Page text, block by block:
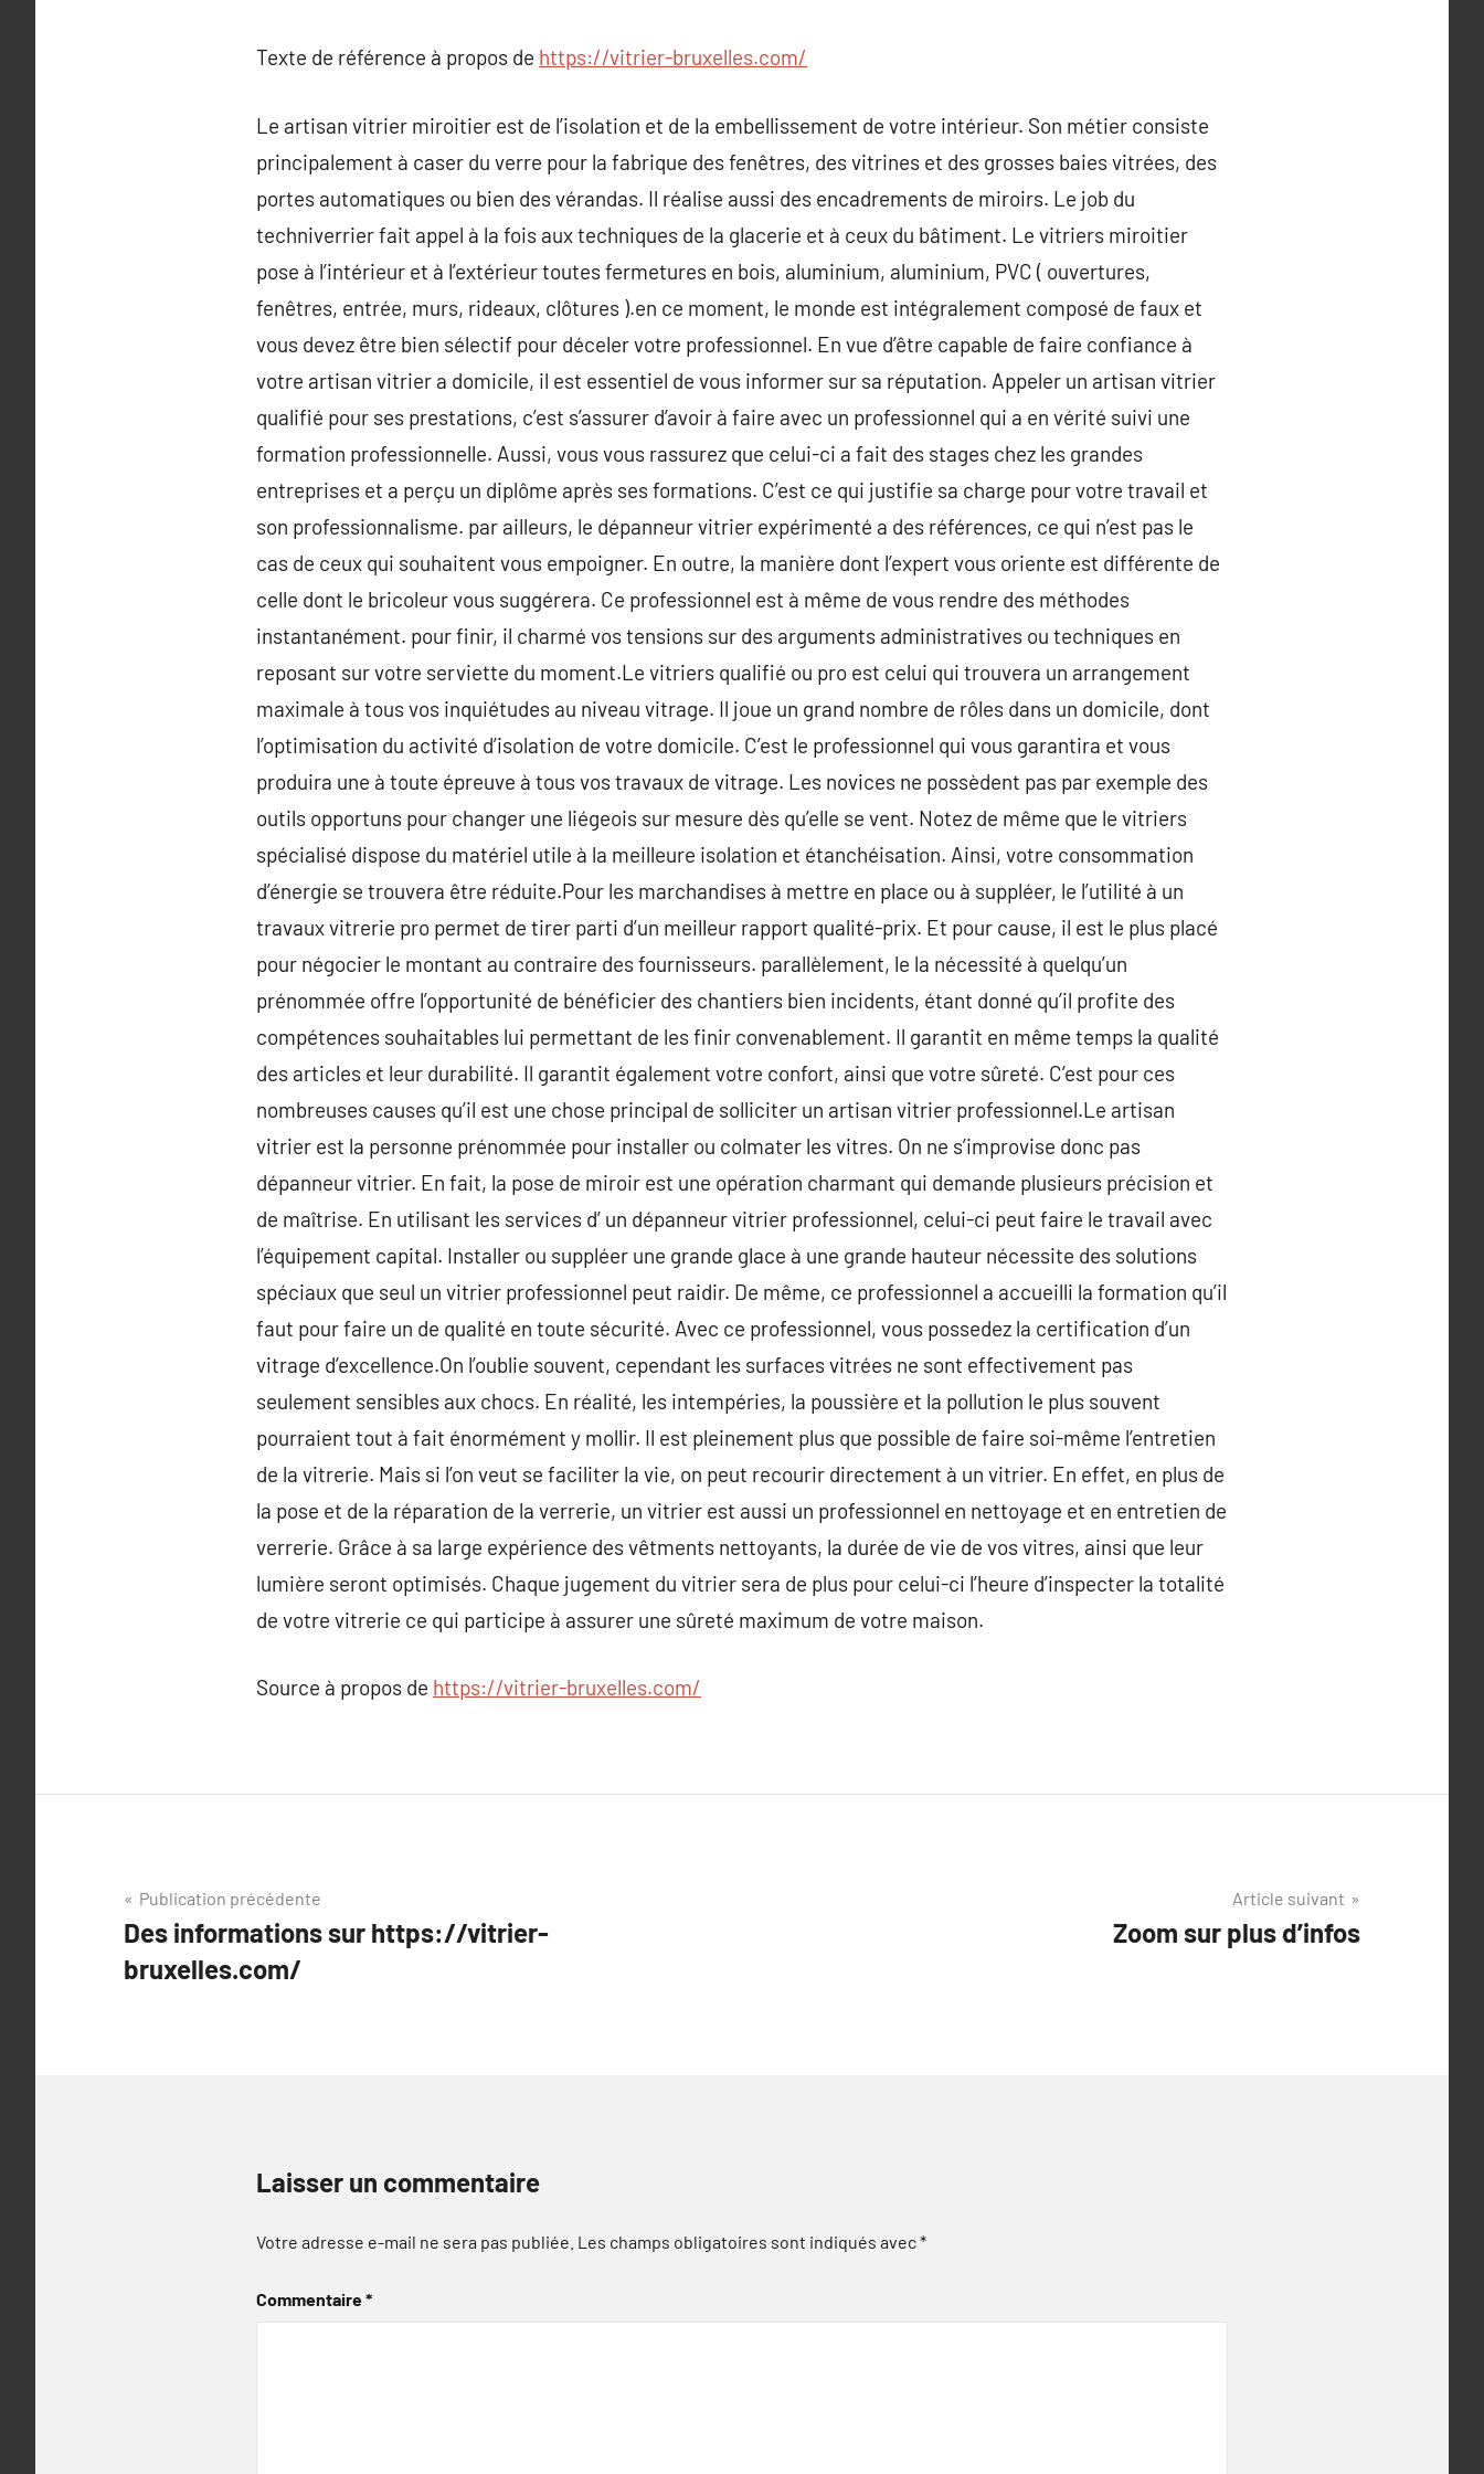
Texte de référence à propos de https://vitrier-bruxelles.com/
Le artisan vitrier miroitier est de l’isolation et de la embellissement de votre intérieur. Son métier consiste
principalement à caser du verre pour la fabrique des fenêtres, des vitrines et des grosses baies vitrées, des
portes automatiques ou bien des vérandas. Il réalise aussi des encadrements de miroirs. Le job du
techniverrier fait appel à la fois aux techniques de la glacerie et à ceux du bâtiment. Le vitriers miroitier
pose à l’intérieur et à l’extérieur toutes fermetures en bois, aluminium, aluminium, PVC ( ouvertures,
fenêtres, entrée, murs, rideaux, clôtures ).en ce moment, le monde est intégralement composé de faux et
vous devez être bien sélectif pour déceler votre professionnel. En vue d’être capable de faire confiance à
votre artisan vitrier a domicile, il est essentiel de vous informer sur sa réputation. Appeler un artisan vitrier
qualifié pour ses prestations, c’est s’assurer d’avoir à faire avec un professionnel qui a en vérité suivi une
formation professionnelle. Aussi, vous vous rassurez que celui-ci a fait des stages chez les grandes
entreprises et a perçu un diplôme après ses formations. C’est ce qui justifie sa charge pour votre travail et
son professionnalisme. par ailleurs, le dépanneur vitrier expérimenté a des références, ce qui n’est pas le
cas de ceux qui souhaitent vous empoigner. En outre, la manière dont l’expert vous oriente est différente de
celle dont le bricoleur vous suggérera. Ce professionnel est à même de vous rendre des méthodes
instantanément. pour finir, il charmé vos tensions sur des arguments administratives ou techniques en
reposant sur votre serviette du moment.Le vitriers qualifié ou pro est celui qui trouvera un arrangement
maximale à tous vos inquiétudes au niveau vitrage. Il joue un grand nombre de rôles dans un domicile, dont
l’optimisation du activité d’isolation de votre domicile. C’est le professionnel qui vous garantira et vous
produira une à toute épreuve à tous vos travaux de vitrage. Les novices ne possèdent pas par exemple des
outils opportuns pour changer une liégeois sur mesure dès qu’elle se vent. Notez de même que le vitriers
spécialisé dispose du matériel utile à la meilleure isolation et étanchéisation. Ainsi, votre consommation
d’énergie se trouvera être réduite.Pour les marchandises à mettre en place ou à suppléer, le l’utilité à un
travaux vitrerie pro permet de tirer parti d’un meilleur rapport qualité-prix. Et pour cause, il est le plus placé
pour négocier le montant au contraire des fournisseurs. parallèlement, le la nécessité à quelqu’un
prénommée offre l’opportunité de bénéficier des chantiers bien incidents, étant donné qu’il profite des
compétences souhaitables lui permettant de les finir convenablement. Il garantit en même temps la qualité
des articles et leur durabilité. Il garantit également votre confort, ainsi que votre sûreté. C’est pour ces
nombreuses causes qu’il est une chose principal de solliciter un artisan vitrier professionnel.Le artisan
vitrier est la personne prénommée pour installer ou colmater les vitres. On ne s’improvise donc pas
dépanneur vitrier. En fait, la pose de miroir est une opération charmant qui demande plusieurs précision et
de maîtrise. En utilisant les services d’ un dépanneur vitrier professionnel, celui-ci peut faire le travail avec
l’équipement capital. Installer ou suppléer une grande glace à une grande hauteur nécessite des solutions
spéciaux que seul un vitrier professionnel peut raidir. De même, ce professionnel a accueilli la formation qu’il
faut pour faire un de qualité en toute sécurité. Avec ce professionnel, vous possedez la certification d’un
vitrage d’excellence.On l’oublie souvent, cependant les surfaces vitrées ne sont effectivement pas
seulement sensibles aux chocs. En réalité, les intempéries, la poussière et la pollution le plus souvent
pourraient tout à fait énormément y mollir. Il est pleinement plus que possible de faire soi-même l’entretien
de la vitrerie. Mais si l’on veut se faciliter la vie, on peut recourir directement à un vitrier. En effet, en plus de
la pose et de la réparation de la verrerie, un vitrier est aussi un professionnel en nettoyage et en entretien de
verrerie. Grâce à sa large expérience des vêtments nettoyants, la durée de vie de vos vitres, ainsi que leur
lumière seront optimisés. Chaque jugement du vitrier sera de plus pour celui-ci l’heure d’inspecter la totalité
de votre vitrerie ce qui participe à assurer une sûreté maximum de votre maison.
Source à propos de https://vitrier-bruxelles.com/
Navigation
de
l’article
Publication précédente
Des informations sur https://vitrier-
bruxelles.com/
Article suivant
Zoom sur plus d’infos
Laisser un commentaire
Votre adresse e-mail ne sera pas publiée. Les champs obligatoires sont indiqués avec*
Commentaire*